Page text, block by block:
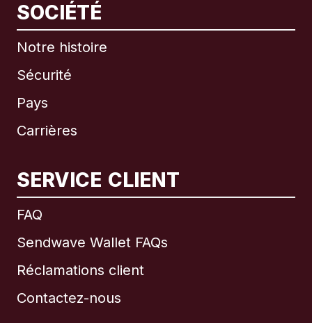
SOCIÉTÉ
Notre histoire
Sécurité
Pays
Carrières
SERVICE CLIENT
FAQ
Sendwave Wallet FAQs
Réclamations client
Contactez-nous
International English
Brésil